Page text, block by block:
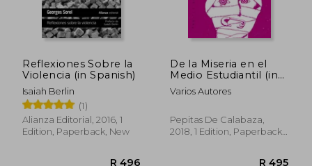
R 526 R
Reflexiones Sobre la
Violencia (in Spanish)
Isaiah Berlin
(1)
Alianza Editorial, 2016, 1
Edition, Paperback, New
De la Miseria en el
Medio Estudiantil (in
Spanish)
Varios Autores
Pepitas De Calabaza,
2018, 1 Edition, Paperback,